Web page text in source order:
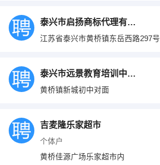
泰兴市启扬商标代理有限公司
江苏省泰兴市黄桥镇东岳西路297号
泰兴市远景教育培训中心有限公司
黄桥镇新城初中对面
吉麦隆乐家超市
个体户
黄桥佳源广场乐家超市内